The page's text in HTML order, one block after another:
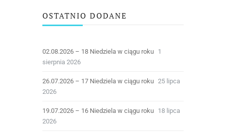
OSTATNIO DODANE
02.08.2026 – 18 Niedziela w ciągu roku 1
sierpnia 2026
26.07.2026 – 17 Niedziela w ciągu roku 25 lipca
2026
19.07.2026 – 16 Niedziela w ciągu roku 18 lipca
2026